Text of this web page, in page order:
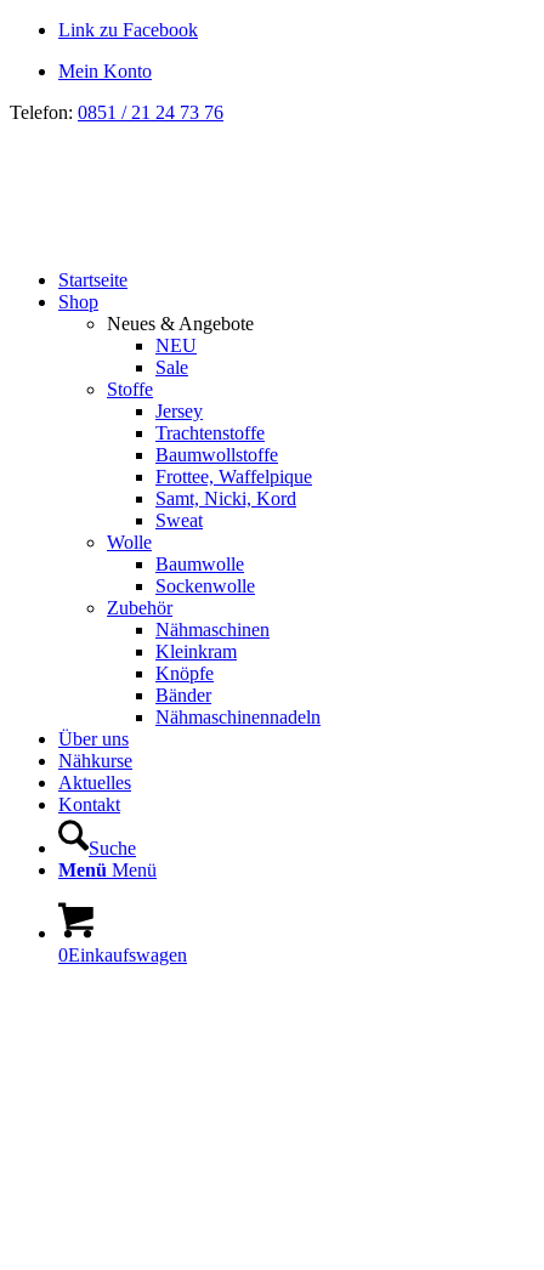
Link zu Facebook
Mein Konto
Telefon: 0851 / 21 24 73 76
Startseite
Shop
Neues & Angebote
NEU
Sale
Stoffe
Jersey
Trachtenstoffe
Baumwollstoffe
Frottee, Waffelpique
Samt, Nicki, Kord
Sweat
Wolle
Baumwolle
Sockenwolle
Zubehör
Nähmaschinen
Kleinkram
Knöpfe
Bänder
Nähmaschinennadeln
Über uns
Nähkurse
Aktuelles
Kontakt
Suche
Menü Menü
0Einkaufswagen